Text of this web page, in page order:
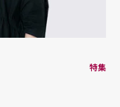
特集